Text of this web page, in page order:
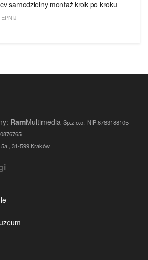
samodzielny montaż krok po kroku
RamMultimedia Sp.z o.o. NIP:6783188105
, 31-599 Kraków